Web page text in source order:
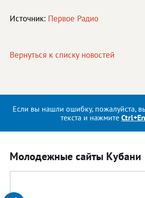
Источник: Первое Радио
Вернуться к списку новостей
Если вы нашли ошибку, пожалуйста,
текста и нажмите
Молодежные сайты Кубани